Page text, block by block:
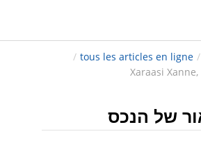
/
tous les articles en ligne
/
Xaraasi
של הנכס